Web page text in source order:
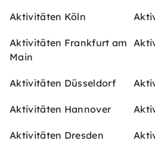
Aktivitäten Köln
Aktivitäten Frankfurt am
Main
Aktivitäten Düsseldorf
Aktivitäten Hannover
Aktivitäten Dresden